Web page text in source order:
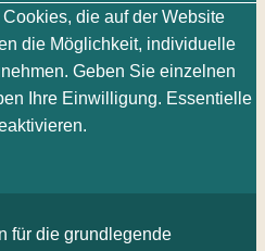
die auf der Website
die Möglichkeit, individuelle
Geben Sie einzelnen
Ihre Einwilligung. Essentielle
für die grundlegende